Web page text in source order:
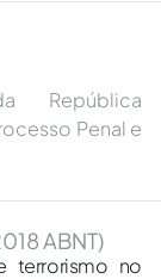
República
Penal e
ABNT)
terrorismo no